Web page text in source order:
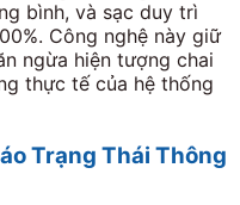
bình, và sạc duy trì
. Công nghệ này giữ
ngừa hiện tượng chai
thực tế của hệ thống
Trạng Thái Thông